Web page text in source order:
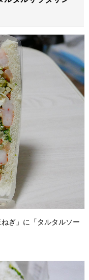
ぎ」に「タルタルソー